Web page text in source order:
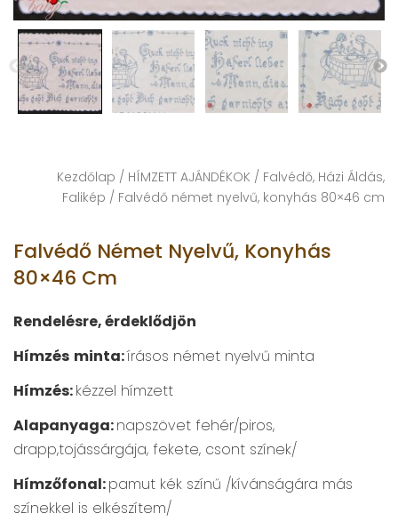
Kezdőlap / HÍMZETT AJÁNDÉKOK / Falvédő, Házi Áldás,
Falikép / Falvédő német nyelvű, konyhás 80×46 cm
Falvédő Német Nyelvű, Konyhás
80×46 Cm
Rendelésre, érdeklődjön
Hímzés minta:írásos német nyelvű minta
Hímzés:kézzel hímzett
Alapanyaga:napszövet fehér/piros,
drapp,tojássárgája, fekete, csont színek/
Hímzőfonal:pamut kék színű /kívánságára más
színekkel is elkészítem/